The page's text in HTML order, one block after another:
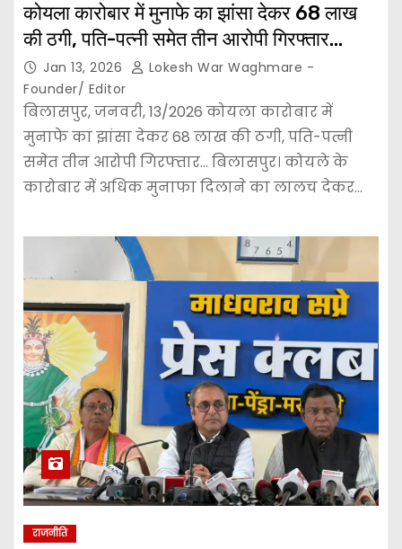
कोयला कारोबार में मुनाफे का झांसा देकर 68 लाख
की ठगी, पति-पत्नी समेत तीन आरोपी गिरफ्तार…
Jan 13, 2026
Lokesh War Waghmare -
Founder/ Editor
बिलासपुर, जनवरी, 13/2026 कोयला कारोबार में
मुनाफे का झांसा देकर 68 लाख की ठगी, पति-पत्नी
समेत तीन आरोपी गिरफ्तार… बिलासपुर। कोयले के
कारोबार में अधिक मुनाफा दिलाने का लालच देकर…
राजनीति